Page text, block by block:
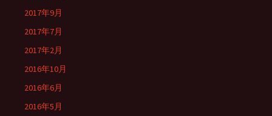
2017年9月
2017年7月
2017年2月
2016年10月
2016年6月
2016年5月